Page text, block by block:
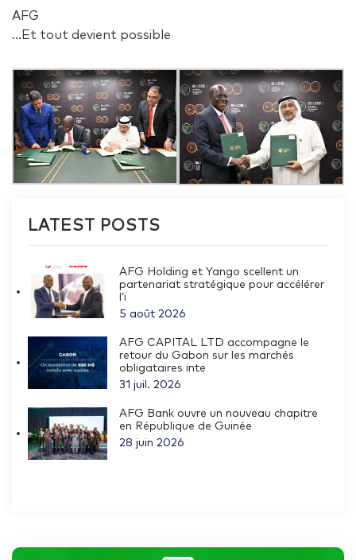
AFG
…Et tout devient possible
LATEST POSTS
AFG Holding et Yango scellent un
partenariat stratégique pour accélérer
l’i
5 août 2026
AFG CAPITAL LTD accompagne le
retour du Gabon sur les marchés
obligataires inte
31 juil. 2026
AFG Bank ouvre un nouveau chapitre
en République de Guinée
28 juin 2026